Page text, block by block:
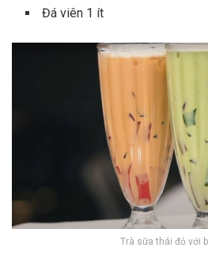
Đá viên 1 ít
Trà sữa thái đỏ với